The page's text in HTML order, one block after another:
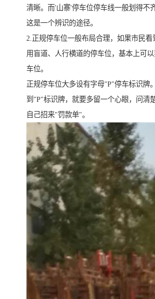
清晰。而'山寨'停车位停车线一般划得不
这是一个辨识的途径。
2.正规停车位一般布局合理，如果市民看
用盲道、人行横道的停车位，基本上可
车位。
正规停车位大多设有字母"P"停车标识牌
到"P"标识牌，就要多留一个心眼，问清
自己招来"罚款单"。